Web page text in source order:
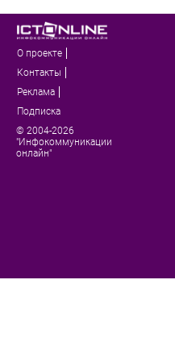
О проекте
Контакты
Реклама
Подписка
© 2004-2026
"Инфокоммуникации
онлайн"